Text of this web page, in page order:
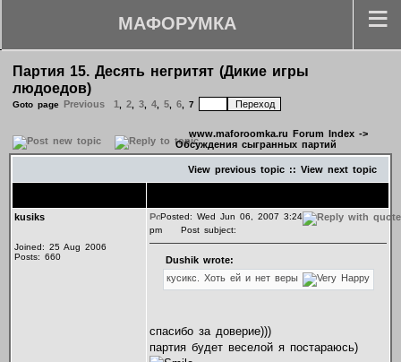
Партия 15. Десять негритят (Дикие игры
людоедов)
Goto page Previous 1 2 3 4 5 6 7
www.maforoomka.ru Forum Index ->
Обсуждения сыгранных партий
View previous topic :: View next topic
kusiks
Joined: 25 Aug 2006
Posts: 660
Posted: Wed Jun 06, 2007 3:24
pm
Post subject:
Dushik wrote:
кусикс. Хоть ей и нет веры
спасибо за доверие)))
партия будет веселой я постараюсь)
МАФОРУМКА